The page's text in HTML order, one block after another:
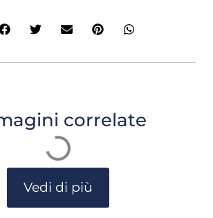
correlate
Vedi di più